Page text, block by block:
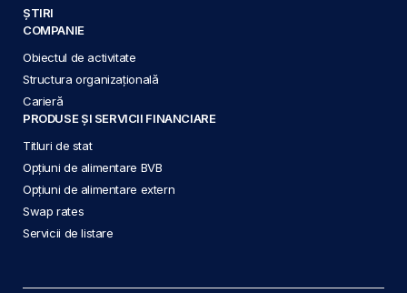
ȘTIRI
COMPANIE
Obiectul de activitate
Structura organizațională
Carieră
PRODUSE ȘI SERVICII FINANCIARE
Titluri de stat
Opțiuni de alimentare BVB
Opțiuni de alimentare extern
Swap rates
Servicii de listare